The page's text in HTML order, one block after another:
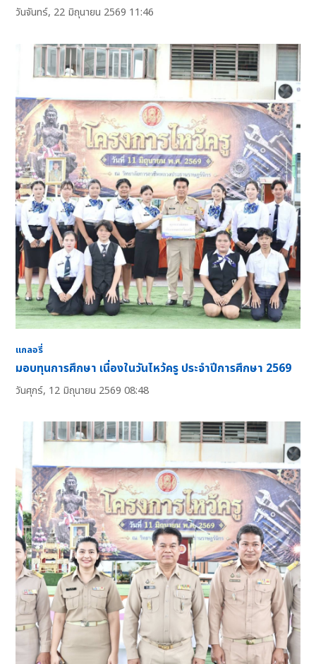
วันจันทร์, 22 มิถุนายน 2569 11:46
แกลอรี่
มอบทุนการศึกษา เนื่องในวันไหว้ครู ประจำปีการศึกษา 2569
วันศุกร์, 12 มิถุนายน 2569 08:48